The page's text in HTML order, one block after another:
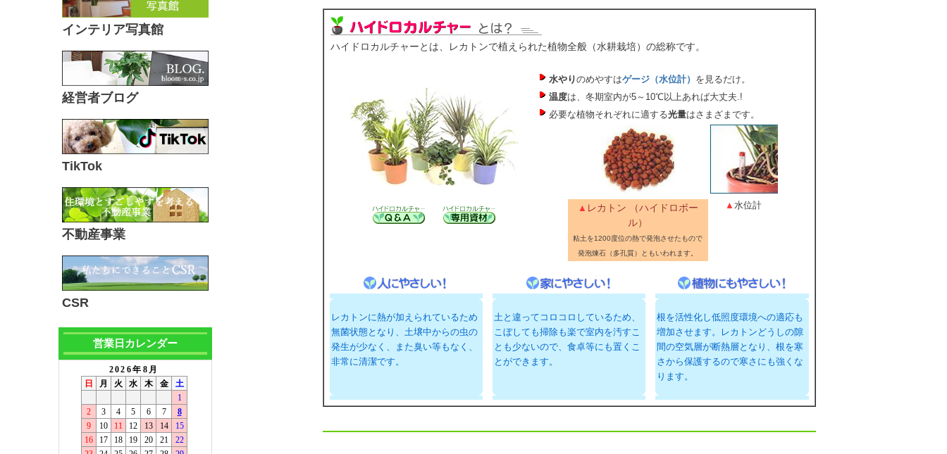
インテリア写真館
経営者ブログ
TikTok
不動産事業
CSR
営業日カレンダー
ハイドロカルチャーとは、レカトンで植えられた植物全般（水耕栽培）の総称です。
水やりのめやすはゲージ（水位計） を見るだけ。
温度は、冬期室内が5～10℃以上あれば大丈夫.!
必要な植物それぞれに適する光量はさまざまです。
▲ 水位計
▲ レカトン （ハイドロボー
ル）
粘土を1200度位の熱で発泡させたもので
発泡煉石（多孔質）ともいわれます。
レカトンに熱が加えられているため
無菌状態となり、土壌中からの虫の
発生が少なく、また臭い等もなく、
非常に清潔です。
土と違ってコロコロしているため、
こぼしても掃除も楽で室内を汚すこ
とも少ないので、食卓等にも置くこ
とができます。
根を活性化し低照度環境への適応も
増加させます。レカトンどうしの隙
間の空気層が断熱層となり、根を寒
さから保護するので寒さにも強くな
ります。